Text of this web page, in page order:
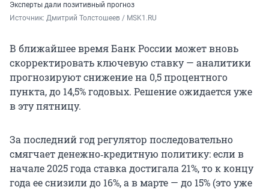
Эксперты дали позитивный прогноз
Источник: Дмитрий Толстошеев / MSK1.RU
В ближайшее время Банк России может вновь
скорректировать ключевую ставку — аналитики
прогнозируют снижение на 0,5 процентного
пункта, до 14,5% годовых. Решение ожидается уже
в эту пятницу.
За последний год регулятор последовательно
смягчает денежно‑кредитную политику: если в
начале 2025 года ставка достигала 21%, то к концу
года ее снизили до 16%, а в марте — до 15% (это уже